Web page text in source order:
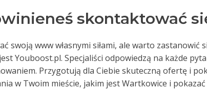
skontaktować
swoją www własnymi siłami, ale warto zastanowić
Youboost.pl. Specjaliści odpowiedzą na każde
Przygotują dla Ciebie skuteczną ofertę i
w Twoim mieście, jakim jest Wartkowice i